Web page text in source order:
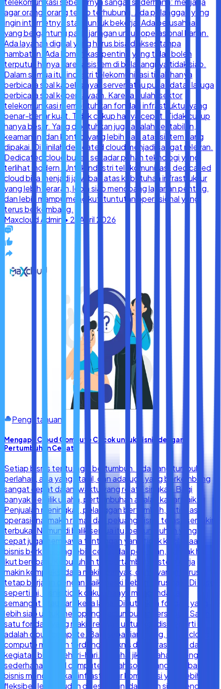
Pengetahuan